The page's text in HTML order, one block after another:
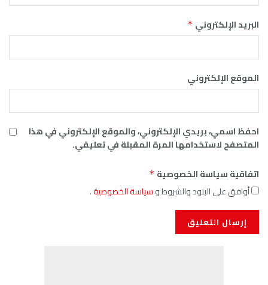
والموقع الإلكتروني في هذا
المرة المقبلة في تعليقي.
*
والشروط وسياسة الخصوصية.